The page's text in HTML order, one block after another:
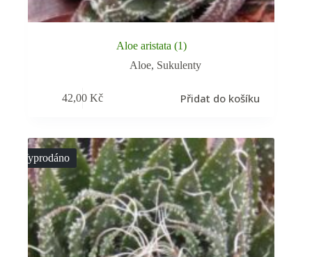
Aloe aristata (1)
Aloe, Sukulenty
42,00Kč Přidat do košíku
Vyprodáno